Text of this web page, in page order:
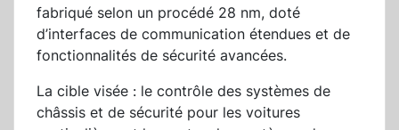
fabriqué selon un procédé 28 nm, doté
d’interfaces de communication étendues et de
fonctionnalités de sécurité avancées.
La cible visée : le contrôle des systèmes de
châssis et de sécurité pour les voitures